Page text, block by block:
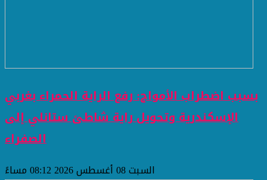
بسبب اضطراب الأمواج: رفع الراية الحمراء بغربي
الإسكندرية وتحويل راية شاطئ ستانلي إلى
الصفراء
السبت 08 أغسطس 2026 08:12 مساءً